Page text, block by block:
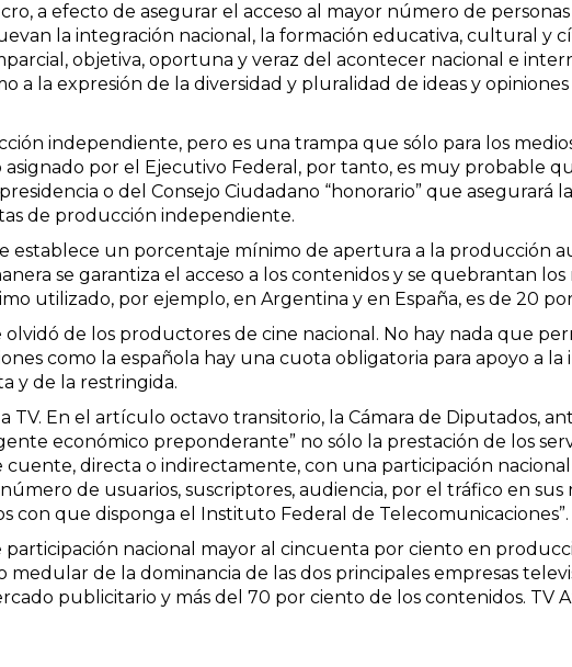
a efecto de asegurar el acceso al mayor número de
la integración nacional, la formación educativa, cultural y
objetiva, oportuna y veraz del acontecer nacional e
a la expresión de la diversidad y pluralidad de ideas y
independiente, pero es una trampa que sólo para los
por el Ejecutivo Federal, por tanto, es muy probable
o del Consejo Ciudadano “honorario” que asegurará
de producción independiente.
establece un porcentaje mínimo de apertura a la producción
se garantiza el acceso a los contenidos y se quebrantan
utilizado, por ejemplo, en Argentina y en España, es de 20
de los productores de cine nacional. No hay nada que
como la española hay una cuota obligatoria para apoyo a
y de la restringida.
TV. En el artículo octavo transitorio, la Cámara de Diputados,
económico preponderante” no sólo la prestación de los
directa o indirectamente, con una participación
de usuarios, suscriptores, audiencia, por el tráfico en
con que disponga el Instituto Federal de Telecomunicaciones”.
participación nacional mayor al cincuenta por ciento en
de la dominancia de las dos principales empresas
publicitario y más del 70 por ciento de los contenidos. TV